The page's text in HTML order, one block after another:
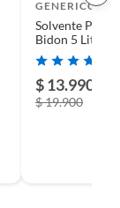
GENERICO
Solvente Para
Bidon 5 Litros
$ 13.990
$ 19.900